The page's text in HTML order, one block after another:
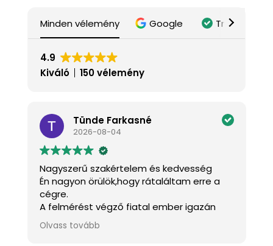
Minden vélemény Google Trustindex
4.9
Kiváló
150 vélemény
Tünde Farkasné
2026-08-04
Nagyszerű szakértelem és kedvesség
Én nagyon örülök,hogy rátaláltam erre a
cégre.
A felmérést végző fiatal ember igazán
kedves és mindenben tanácsot adott.A
szakemberek pontosak,kedvesek és szép
Olvass tovább